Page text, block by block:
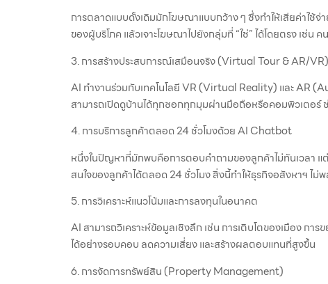
การตลาดแบบดั้งเดิมมักโฆษณาแบบกว้าง ๆ ซึ่งทำให้เสียค่าใช้จ่
ของผู้บริโภค แล้วเจาะโฆษณาไปยังกลุ่มที่ “ใช่” ได้โดยตรง เช่
3. การสร้างประสบการณ์เสมือนจริง (Virtual Tour & AR/VR)
AI ทำงานร่วมกับเทคโนโลยี VR (Virtual Reality) และ AR
สามารถเปิดดูบ้านได้ทุกซอกทุกมุมผ่านมือถือหรือคอมพิวเตอร์
4. การบริการลูกค้าตลอด 24 ชั่วโมงด้วย AI Chatbot
หนึ่งในปัญหาที่มักพบคือการตอบคำถามของลูกค้าไม่ทันเวลา แ
สนใจของลูกค้าได้ตลอด 24 ชั่วโมง สิ่งนี้ทำให้ธุรกิจอสังหาฯ ไม่
5. การวิเคราะห์แนวโน้มและการลงทุนในอนาคต
AI สามารถวิเคราะห์ข้อมูลเชิงลึก เช่น การเติบโตของเมือง ก
ได้อย่างรอบคอบ ลดความเสี่ยง และสร้างผลตอบแทนที่สูงขึ้น
6. การจัดการทรัพย์สิน (Property Management)